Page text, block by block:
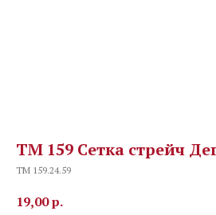
TM 159 Сетка стрейч
TM 159.24.59
19,00р.